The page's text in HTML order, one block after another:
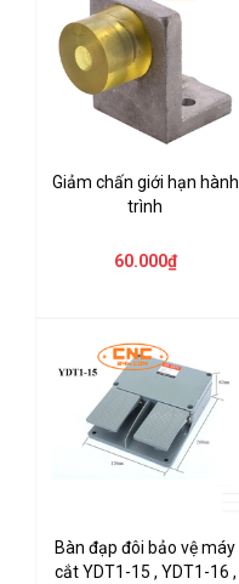
Giảm chấn giới hạn hành
trình
60.000₫
Bàn đạp đôi bảo vệ máy
cắt YDT1-15 , YDT1-16 ,